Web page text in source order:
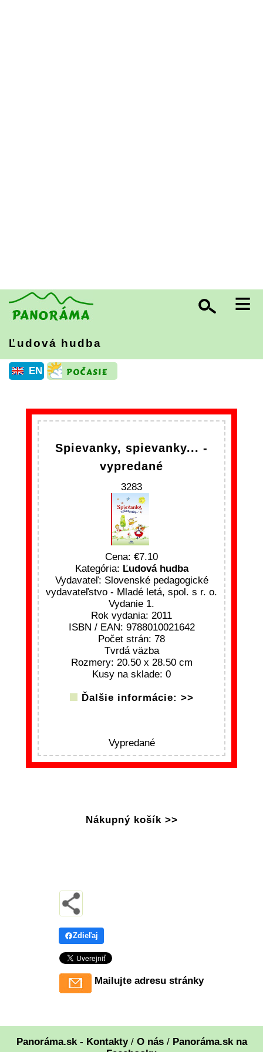
≡
Ľudová hudba
EN
Spievanky, spievanky... -
vypredané
3283
Cena:
7.10
Kategória: Ľudová hudba
Vydavateľ: Slovenské pedagogické
vydavateľstvo - Mladé letá, spol. s r. o.
Vydanie 1.
Rok vydania: 2011
ISBN / EAN: 9788010021642
Počet strán: 78
Tvrdá väzba
Rozmery: 20.50 x 28.50 cm
Kusy na sklade: 0
Ďalšie informácie: >>
Vypredané
Nákupný košík >>
Zdieľaj
Mailujte adresu stránky
Panoráma.sk - Kontakty/ O nás/ Panoráma.sk na